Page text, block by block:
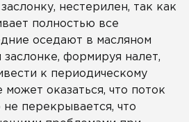
нестерилен, так как
полностью все
оседают в масляном
формируя налет,
к периодическому
оказаться, что поток
перекрывается, что